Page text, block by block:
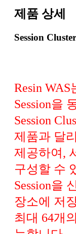
제품 상세
Session
Resin
Session을
Session
제품과 달
제공하여,
구성할 수
Session을
장소에 저
최대 64개